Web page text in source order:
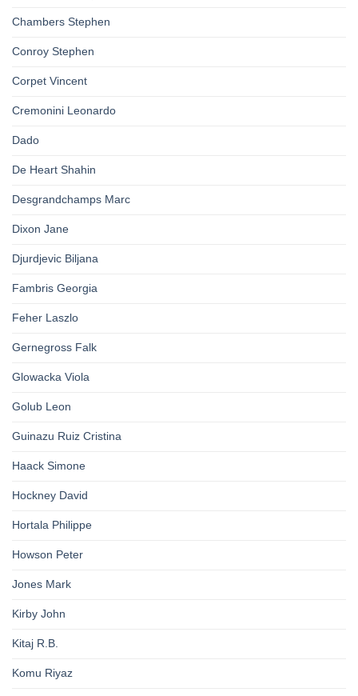
Chambers Stephen
Conroy Stephen
Corpet Vincent
Cremonini Leonardo
Dado
De Heart Shahin
Desgrandchamps Marc
Dixon Jane
Djurdjevic Biljana
Fambris Georgia
Feher Laszlo
Gernegross Falk
Glowacka Viola
Golub Leon
Guinazu Ruiz Cristina
Haack Simone
Hockney David
Hortala Philippe
Howson Peter
Jones Mark
Kirby John
Kitaj R.B.
Komu Riyaz